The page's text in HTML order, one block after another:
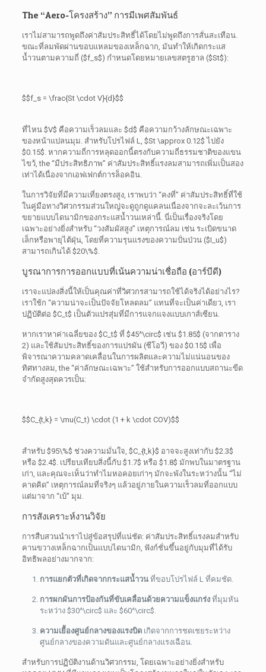
The “Aero-โครงสร้าง” การมีเพศสัมพันธ์
เราไม่สามารถพูดถึงค่าสัมประสิทธิ์ได้โดยไม่พูดถึงการสั่นสะเทือน.
ขณะที่ลมพัดผ่านขอบแหลมของเหล็กฉาก, มันทำให้เกิดกระแส
น้ำวนตามความถี่ ($f_s$) กำหนดโดยหมายเลขสตรูฮาล ($St$):
$$f_s = \frac{St \cdot V}{d}$$
ที่ไหน $V$ คือความเร็วลมและ $d$ คือความกว้างลักษณะเฉพาะ
ของหน้าแปลนมุม. สำหรับโปรไฟล์ L, $St \approx 0.12$ ไปยัง
$0.15$. หากความถี่การหลุดออกนี้ตรงกับความถี่ธรรมชาติของแขน
ไขว้,the“มีประสิทธิภาพ” ค่าสัมประสิทธิ์แรงลมสามารถเพิ่มเป็นสอง
เท่าได้เนื่องจากเอฟเฟกต์การล็อคอิน.
ในการวิจัยที่มีความเที่ยงตรงสูง, เราพบว่า “คงที่” ค่าสัมประสิทธิ์ที่ใช้
ในคู่มือทางวิศวกรรมส่วนใหญ่จะดูถูกดูแคลนเนื่องจากจะละเว้นการ
ขยายแบบไดนามิกของกระแสน้ำวนเหล่านี้. นี่เป็นเรื่องจริงโดย
เฉพาะอย่างยิ่งสำหรับ “วงสัมผัสสูง” เหตุการณ์ลม เช่น ระเบิดขนาด
เล็กหรือพายุไต้ฝุ่น, โดยที่ความรุนแรงของความปั่นป่วน ($I_u$)
สามารถเกินได้ $20\%$.
บูรณาการการออกแบบที่เน้นความน่าเชื่อถือ (อาร์บีดี)
เราจะแปลงสิ่งนี้ให้เป็นคุณค่าที่วิศวกรสามารถใช้ได้จริงได้อย่างไร?
เราใช้ก “ความน่าจะเป็นปัจจัยโหลดลม” แทนที่จะเป็นค่าเดียว, เรา
ปฏิบัติต่อ $C_t$ เป็นตัวแปรสุ่มที่มีการแจกแจงแบบเกาส์เซียน.
หากเราหาค่าเฉลี่ยของ $C_t$ ที่ $45^\circ$ เช่น $1.85$ (จากตาราง
2) และใช้สัมประสิทธิ์ของการแปรผัน (ซีโอวี) ของ $0.15$ เพื่อ
พิจารณาความคลาดเคลื่อนในการผลิตและความไม่แน่นอนของ
ทิศทางลม,the“ค่าลักษณะเฉพาะ” ใช้สำหรับการออกแบบสถานะขีด
จำกัดสูงสุดควรเป็น:
$$C_{t,k} = \mu(C_t) \cdot (1 + k \cdot COV)$$
สำหรับ $95\%$ ช่วงความมั่นใจ, $C_{t,k}$ อาจจะสูงเท่ากับ $2.3$
หรือ $2.4$. เปรียบเทียบสิ่งนี้กับ $1.7$ หรือ $1.8$ มักพบในมาตรฐาน
เก่า, และคุณจะเห็นว่าทำไมหอคอยเก่าๆ มักจะพังในระหว่างนั้น “ไม่
คาดคิด” เหตุการณ์ลมที่จริงๆ แล้วอยู่ภายในความเร็วลมที่ออกแบบ
แต่มาจาก “เบ้” มุม.
การสังเคราะห์งานวิจัย
การสืบสวนนำเราไปสู่ข้อสรุปที่แน่ชัด: ค่าสัมประสิทธิ์แรงลมสำหรับ
คานขวางเหล็กฉากเป็นแบบไดนามิก, ฟังก์ชั่นขึ้นอยู่กับมุมที่ได้รับ
อิทธิพลอย่างมากจาก:
การแยกตัวที่เกิดจากกระแสน้ำวนที่ขอบโปรไฟล์ L ที่คมชัด.
การผกผันการป้องกันที่ขับเคลื่อนด้วยความแข็งแกร่งที่มุมหัน
ระหว่าง $30^\circ$ และ $60^\circ$.
ความเยื้องศูนย์กลางของแรงบิดเกิดจากการชดเชยระหว่าง
ศูนย์กลางของความดันและศูนย์กลางแรงเฉือน.
สำหรับการปฏิบัติงานด้านวิศวกรรม, โดยเฉพาะอย่างยิ่งสำหรับ